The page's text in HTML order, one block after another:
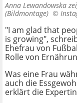
Anna Lewandowska
(Bildmontage) ©
"I am glad that
is growing",
Ehefrau von
Rolle von
Was eine Frau
auch die
erklärt die